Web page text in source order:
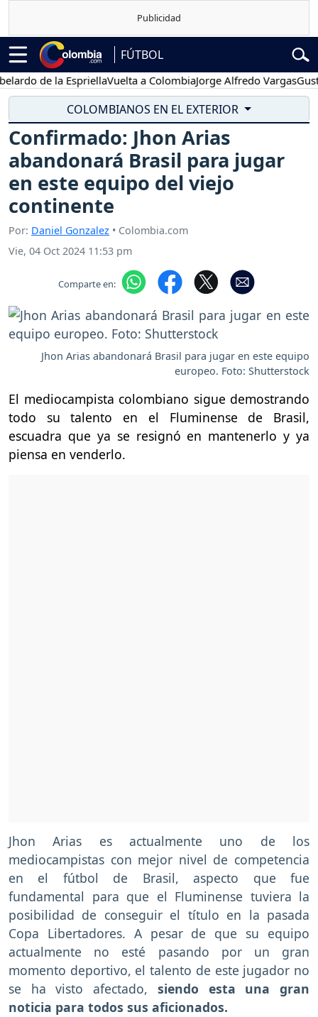
FÚTBOL
de la EspriellaVuelta a ColombiaJorge Alfredo VargasGustavo
COLOMBIANOS EN EL EXTERIOR
Confirmado: Jhon Arias
abandonará Brasil para jugar
en este equipo del viejo
continente
Por: Daniel Gonzalez • Colombia.com
Vie, 04 Oct 2024 11:53 pm
Comparte en:
Jhon Arias abandonará Brasil para jugar en este equipo
europeo. Foto: Shutterstock
El mediocampista colombiano sigue demostrando
todo su talento en el Fluminense de Brasil,
escuadra que ya se resignó en mantenerlo y ya
piensa en venderlo.
Jhon Arias es actualmente uno de los
mediocampistas con mejor nivel de competencia
en el fútbol de Brasil, aspecto que fue
fundamental para que el Fluminense tuviera la
posibilidad de conseguir el título en la pasada
Copa Libertadores. A pesar de que su equipo
actualmente no esté pasando por un gran
momento deportivo, el talento de este jugador no
se ha visto afectado, siendo esta una gran
noticia para todos sus aficionados.